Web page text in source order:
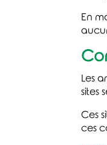
En
Les
sites
Ces
ces